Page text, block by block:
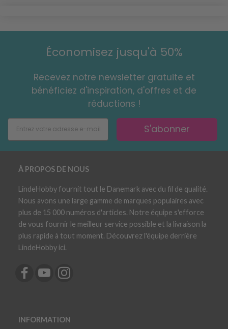
Économisez jusqu'à 50%
Recevez notre newsletter gratuite et
bénéficiez d'inspiration, d'offres et de
réductions !
S'abonner
À PROPOS DE NOUS
LindeHobby fournit tout le Danemark avec du fil de qualité.
Nous avons une large gamme de marques populaires avec
plus de 15 000 numéros d'articles. Notre équipe s'efforce
de vous fournir le meilleur service possible et la livraison la
plus rapide à tout moment. Découvrez l'équipe derrière
LindeHobby ici.
INFORMATION